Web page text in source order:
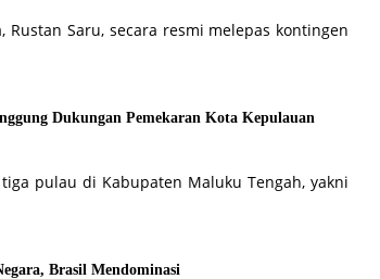
Rustan Saru, secara resmi melepas kontingen
Dukungan Pemekaran Kota Kepulauan
pulau di Kabupaten Maluku Tengah, yakni
Brasil Mendominasi